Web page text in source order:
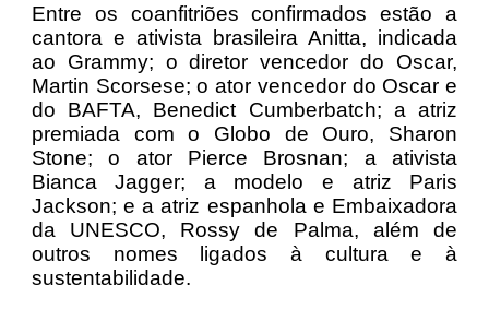
Entre os coanfitriões confirmados estão a
cantora e ativista brasileira Anitta, indicada
ao Grammy; o diretor vencedor do Oscar,
Martin Scorsese; o ator vencedor do Oscar e
do BAFTA, Benedict Cumberbatch; a atriz
premiada com o Globo de Ouro, Sharon
Stone; o ator Pierce Brosnan; a ativista
Bianca Jagger; a modelo e atriz Paris
Jackson; e a atriz espanhola e Embaixadora
da UNESCO, Rossy de Palma, além de
outros nomes ligados à cultura e à
sustentabilidade.